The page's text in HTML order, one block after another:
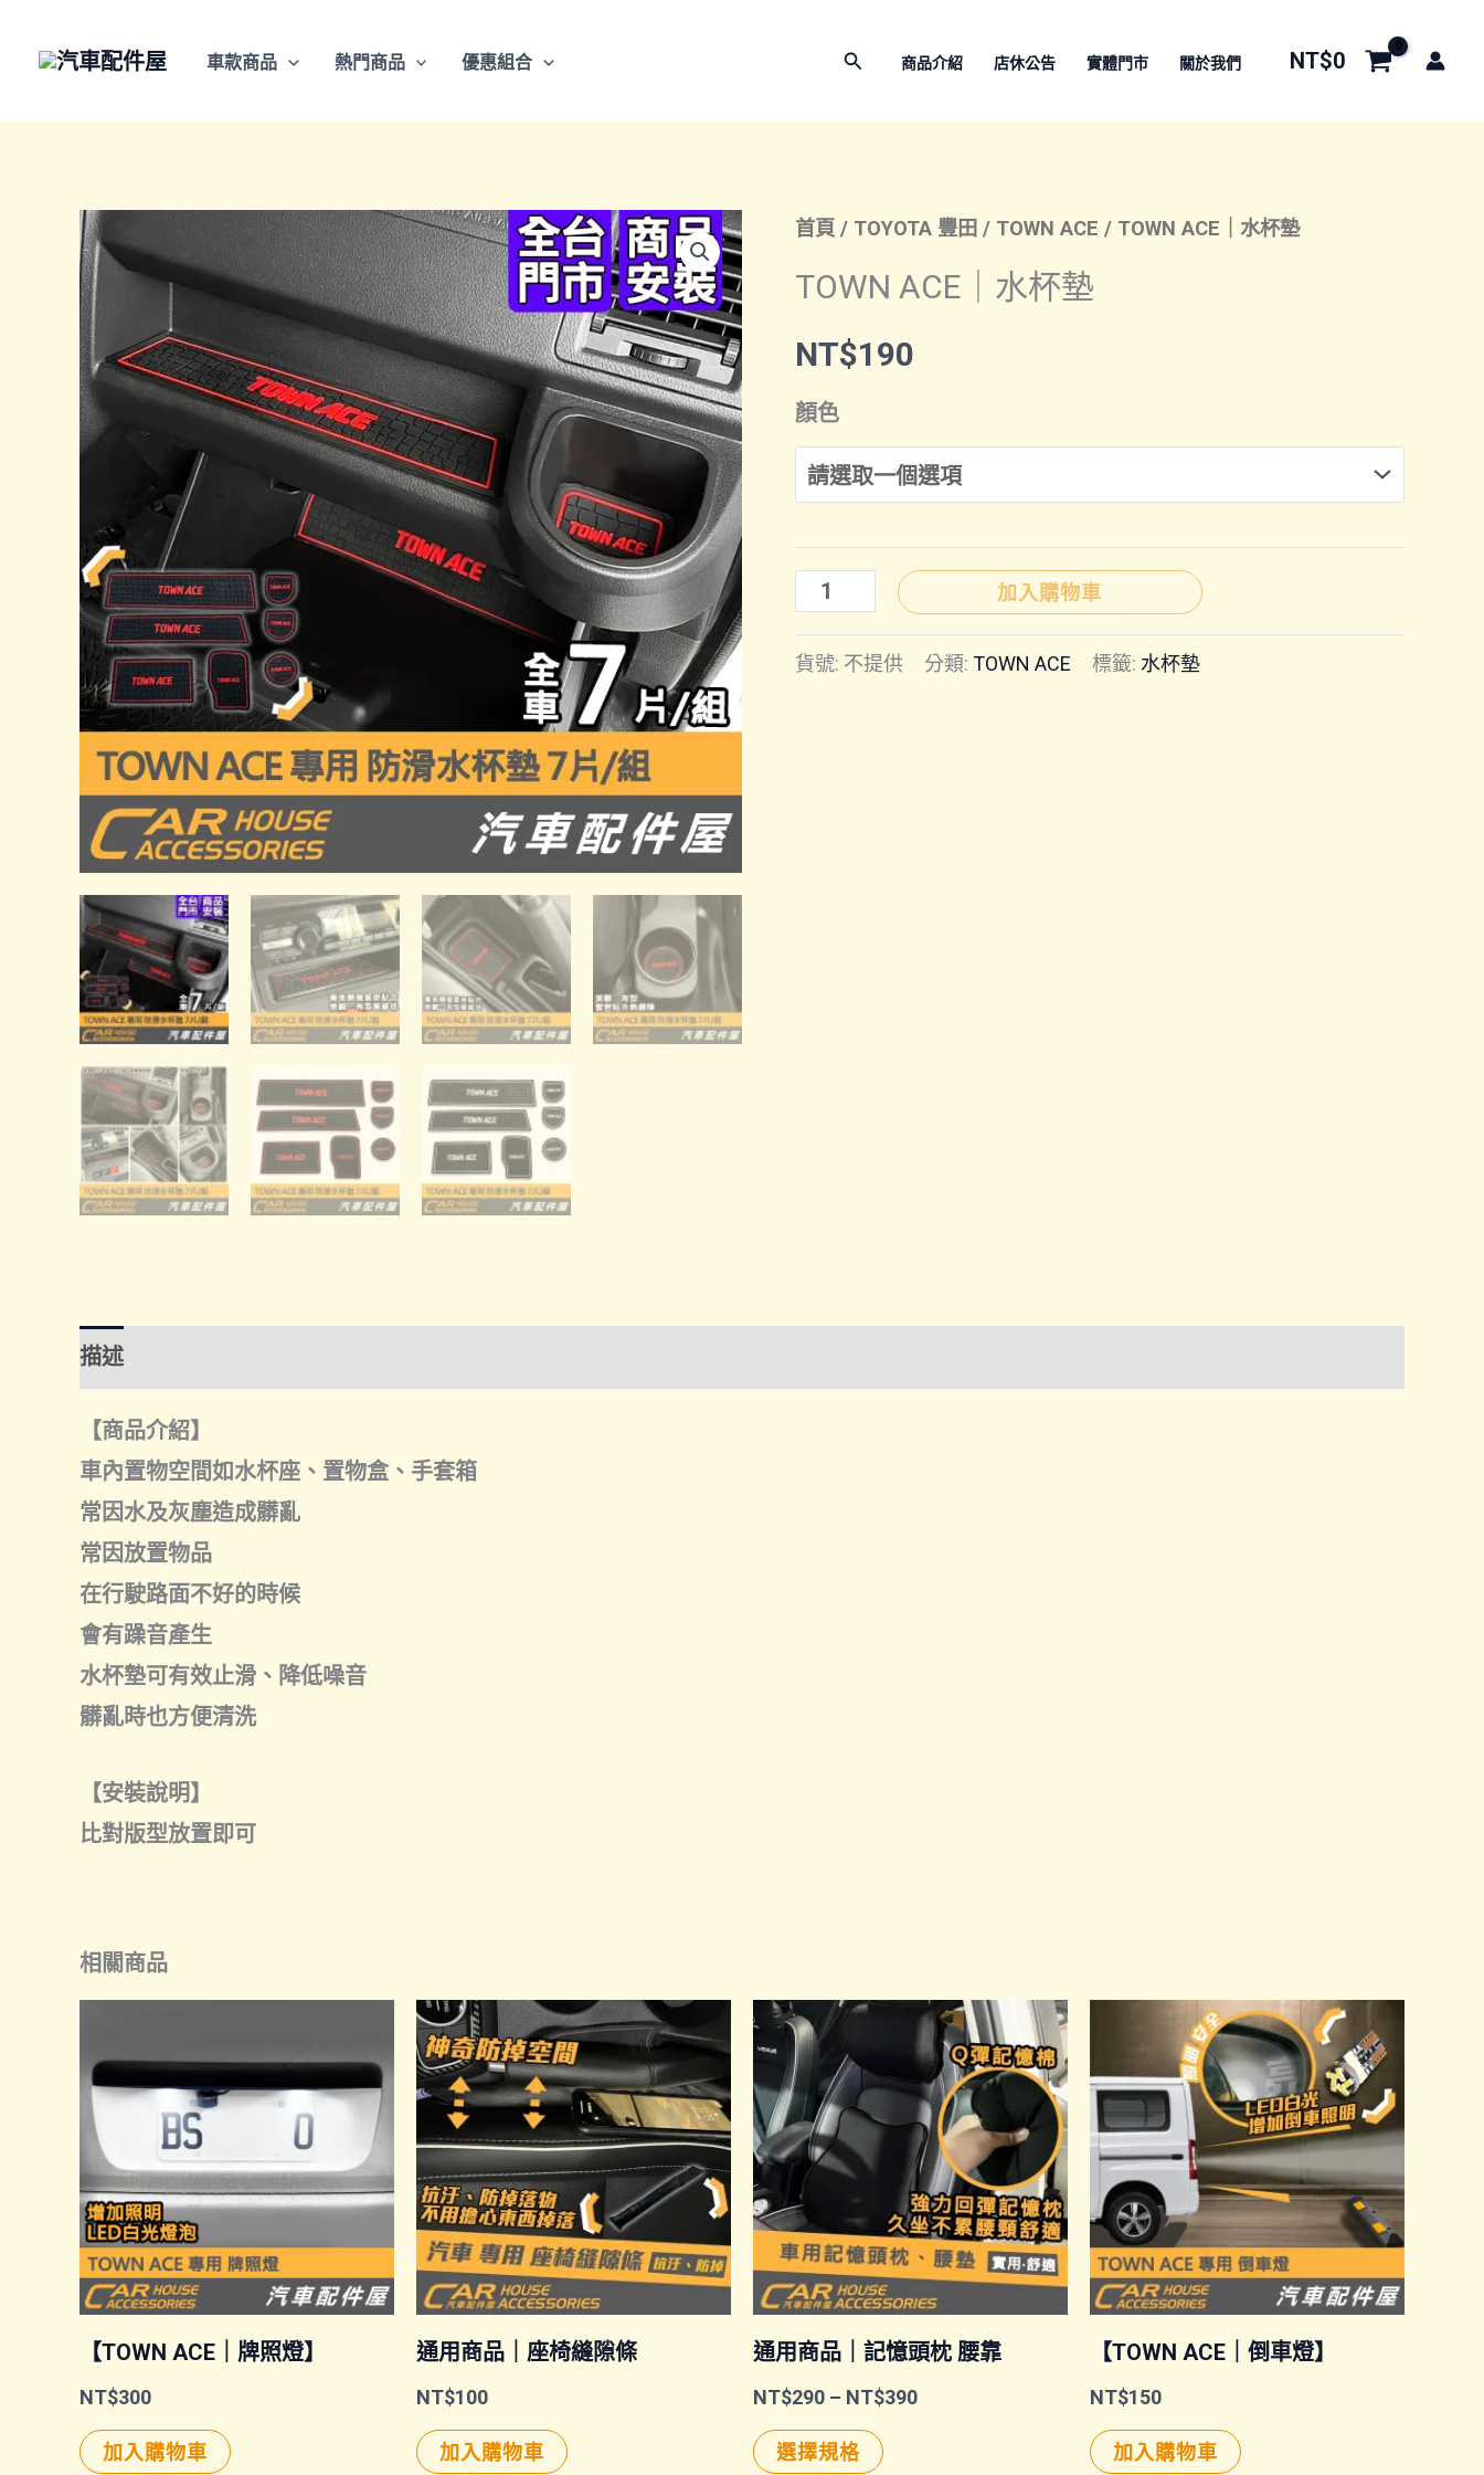
車款商品 熱門商品 優惠組合
搜
商品介紹 店休公告 實體門市 關於我們 NT$0
首頁 / TOYOTA 豐田 / TOWN ACE / TOWN ACE｜水杯墊
TOWN ACE｜水杯墊
NT$190
顏色
TOWN
ACE
｜
加入購物車
貨號: 不提供 分類: TOWN ACE 標籤: 水杯墊
描述
【商品介紹】
車內置物空間如水杯座、置物盒、手套箱
常因水及灰塵造成髒亂
常因放置物品
在行駛路面不好的時候
會有躁音產生
水杯墊可有效止滑、降低噪音
髒亂時也方便清洗
【安裝說明】
比對版型放置即可
相關商品
【TOWN ACE｜牌照燈】
NT$300
加入購物車
通用商品｜座椅縫隙條
NT$100
加入購物車
通用商品｜記憶頭枕 腰靠
NT$290 – NT$390價
選擇規格
此
【TOWN ACE｜倒車燈】
NT$150
加入購物車